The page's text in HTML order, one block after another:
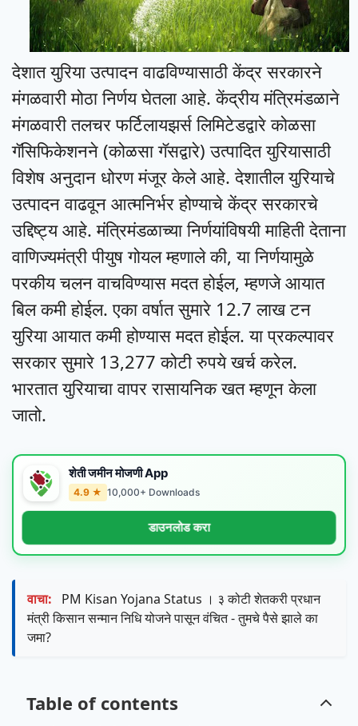
देशात युरिया उत्पादन वाढविण्यासाठी केंद्र सरकारने
मंगळवारी मोठा निर्णय घेतला आहे. केंद्रीय मंत्रिमंडळाने
मंगळवारी तलचर फर्टिलायझर्स लिमिटेडद्वारे कोळसा
गॅसिफिकेशनने (कोळसा गॅसद्वारे) उत्पादित युरियासाठी
विशेष अनुदान धोरण मंजूर केले आहे. देशातील युरियाचे
उत्पादन वाढवून आत्मनिर्भर होण्याचे केंद्र सरकारचे
उद्दिष्ट्य आहे. मंत्रिमंडळाच्या निर्णयांविषयी माहिती देताना
वाणिज्यमंत्री पीयुष गोयल म्हणाले की, या निर्णयामुळे
परकीय चलन वाचविण्यास मदत होईल, म्हणजे आयात
बिल कमी होईल. एका वर्षात सुमारे 12.7 लाख टन
युरिया आयात कमी होण्यास मदत होईल. या प्रकल्पावर
सरकार सुमारे 13,277 कोटी रुपये खर्च करेल.
भारतात युरियाचा वापर रासायनिक खत म्हणून केला
जातो.
शेती जमीन मोजणी App
4.9 ★ 10,000+ Downloads
डाउनलोड करा
वाचा:
PM Kisan Yojana Status । ३ कोटी शेतकरी प्रधान
मंत्री किसान सन्मान निधि योजने पासून वंचित - तुमचे पैसे झाले का
जमा?
Table of contents